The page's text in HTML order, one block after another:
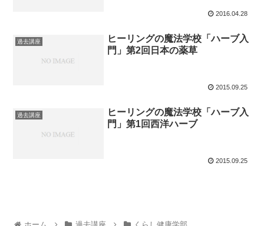
2016.04.28
過去講座
ヒーリングの魔法学校「ハーブ入
門」第2回日本の薬草
2015.09.25
過去講座
ヒーリングの魔法学校「ハーブ入
門」第1回西洋ハーブ
2015.09.25